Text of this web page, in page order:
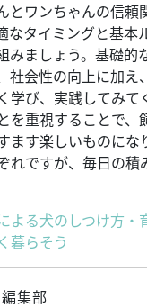
とワンちゃんの信頼
なタイミングと基本
みましょう。基礎的
社会性の向上に加え
学び、実践してみて
を重視することで、
ます楽しいものにな
れですが、毎日の積
よる犬のしつけ方・
暮らそう
集部